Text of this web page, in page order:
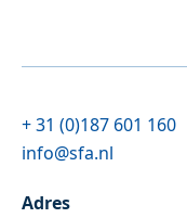
+ 31 (0)187 601 160
info@sfa.nl
Adres